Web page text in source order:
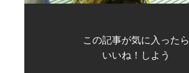
この記事が気に入ったら
いいね！しよう